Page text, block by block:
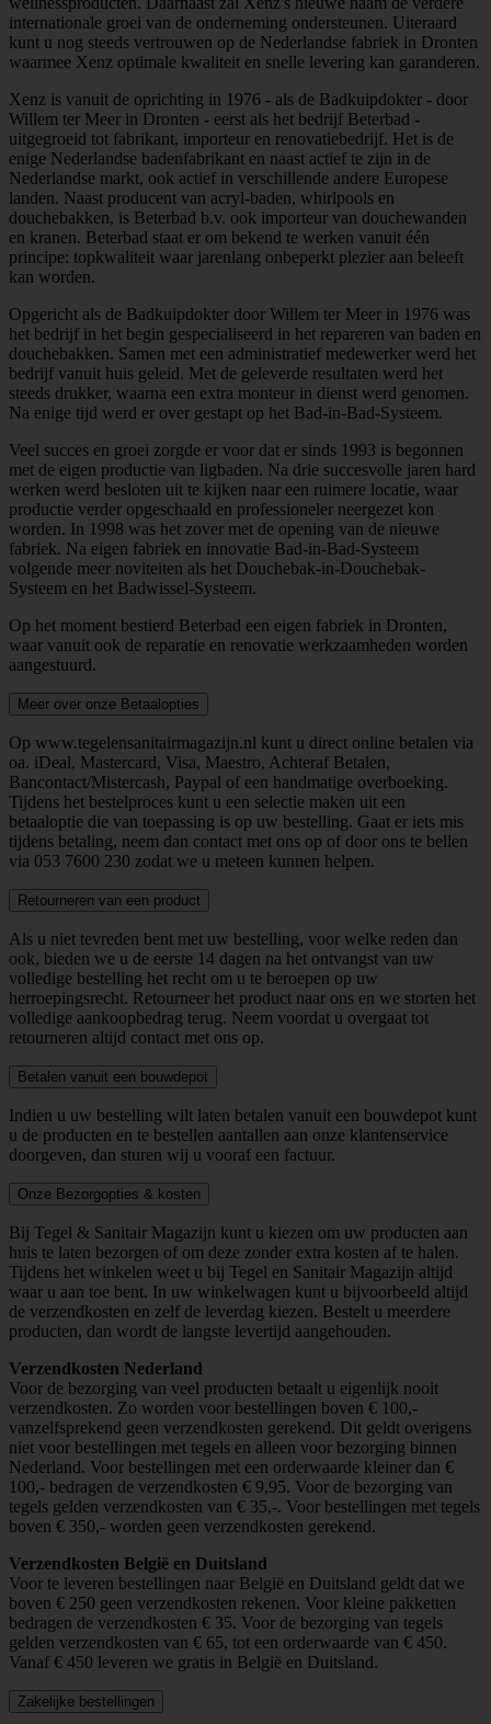
internationale groei van de onderneming ondersteunen. Uiteraard
kunt u nog steeds vertrouwen op de Nederlandse fabriek in Dronten
waarmee Xenz optimale kwaliteit en snelle levering kan garanderen.
Xenz is vanuit de oprichting in 1976 - als de Badkuipdokter - door
Willem ter Meer in Dronten - eerst als het bedrijf Beterbad -
uitgegroeid tot fabrikant, importeur en renovatiebedrijf. Het is de
enige Nederlandse badenfabrikant en naast actief te zijn in de
Nederlandse markt, ook actief in verschillende andere Europese
landen. Naast producent van acryl-baden, whirlpools en
douchebakken, is Beterbad b.v. ook importeur van douchewanden
en kranen. Beterbad staat er om bekend te werken vanuit één
principe: topkwaliteit waar jarenlang onbeperkt plezier aan beleeft
kan worden.
Opgericht als de Badkuipdokter door Willem ter Meer in 1976 was
het bedrijf in het begin gespecialiseerd in het repareren van baden en
douchebakken. Samen met een administratief medewerker werd het
bedrijf vanuit huis geleid. Met de geleverde resultaten werd het
steeds drukker, waarna een extra monteur in dienst werd genomen.
Na enige tijd werd er over gestapt op het Bad-in-Bad-Systeem.
Veel succes en groei zorgde er voor dat er sinds 1993 is begonnen
met de eigen productie van ligbaden. Na drie succesvolle jaren hard
werken werd besloten uit te kijken naar een ruimere locatie, waar
productie verder opgeschaald en professioneler neergezet kon
worden. In 1998 was het zover met de opening van de nieuwe
fabriek. Na eigen fabriek en innovatie Bad-in-Bad-Systeem
volgende meer noviteiten als het Douchebak-in-Douchebak-
Systeem en het Badwissel-Systeem.
Op het moment bestierd Beterbad een eigen fabriek in Dronten,
waar vanuit ook de reparatie en renovatie werkzaamheden worden
aangestuurd.
Meer over onze Betaalopties
Op www.tegelensanitairmagazijn.nl kunt u direct online betalen via
oa. iDeal, Mastercard, Visa, Maestro, Achteraf Betalen,
Bancontact/Mistercash, Paypal of een handmatige overboeking.
Tijdens het bestelproces kunt u een selectie maken uit een
betaaloptie die van toepassing is op uw bestelling. Gaat er iets mis
tijdens betaling, neem dan contact met ons op of door ons te bellen
via 053 7600 230 zodat we u meteen kunnen helpen.
Retourneren van een product
Als u niet tevreden bent met uw bestelling, voor welke reden dan
ook, bieden we u de eerste 14 dagen na het ontvangst van uw
volledige bestelling het recht om u te beroepen op uw
herroepingsrecht. Retourneer het product naar ons en we storten het
volledige aankoopbedrag terug. Neem voordat u overgaat tot
retourneren altijd contact met ons op.
Betalen vanuit een bouwdepot
Indien u uw bestelling wilt laten betalen vanuit een bouwdepot kunt
u de producten en te bestellen aantallen aan onze klantenservice
doorgeven, dan sturen wij u vooraf een factuur.
Onze Bezorgopties & kosten
Bij Tegel & Sanitair Magazijn kunt u kiezen om uw producten aan
huis te laten bezorgen of om deze zonder extra kosten af te halen.
Tijdens het winkelen weet u bij Tegel en Sanitair Magazijn altijd
waar u aan toe bent. In uw winkelwagen kunt u bijvoorbeeld altijd
de verzendkosten en zelf de leverdag kiezen. Bestelt u meerdere
producten, dan wordt de langste levertijd aangehouden.
Verzendkosten Nederland
Voor de bezorging van veel producten betaalt u eigenlijk nooit
verzendkosten. Zo worden voor bestellingen boven € 100,-
vanzelfsprekend geen verzendkosten gerekend. Dit geldt overigens
niet voor bestellingen met tegels en alleen voor bezorging binnen
Nederland. Voor bestellingen met een orderwaarde kleiner dan €
100,- bedragen de verzendkosten € 9,95. Voor de bezorging van
tegels gelden verzendkosten van € 35,-. Voor bestellingen met tegels
boven € 350,- worden geen verzendkosten gerekend.
Verzendkosten België en Duitsland
Voor te leveren bestellingen naar België en Duitsland geldt dat we
boven € 250 geen verzendkosten rekenen. Voor kleine pakketten
bedragen de verzendkosten € 35. Voor de bezorging van tegels
gelden verzendkosten van € 65, tot een orderwaarde van € 450.
Vanaf € 450 leveren we gratis in België en Duitsland.
Zakelijke bestellingen